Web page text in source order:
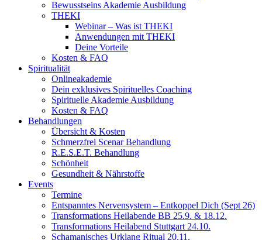
Bewusstseins Akademie Ausbildung
THEKI
Webinar – Was ist THEKI
Anwendungen mit THEKI
Deine Vorteile
Kosten & FAQ
Spiritualität
Onlineakademie
Dein exklusives Spirituelles Coaching
Spirituelle Akademie Ausbildung
Kosten & FAQ
Behandlungen
Übersicht & Kosten
Schmerzfrei Scenar Behandlung
R.E.S.E.T. Behandlung
Schönheit
Gesundheit & Nährstoffe
Events
Termine
Entspanntes Nervensystem – Entkoppel Dich (Sept 26)
Transformations Heilabende BB 25.9. & 18.12.
Transformations Heilabend Stuttgart 24.10.
Schamanisches Urklang Ritual 20.11.